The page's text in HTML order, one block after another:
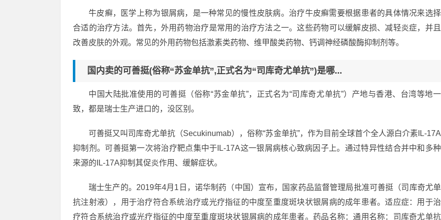
牛皮癣，医学上称为银屑病，是一种常见的慢性皮肤病。治疗牛皮癣需要根据患者的具体情况来选择
合适的治疗方法。首先，外用药物治疗是常用的治疗方法之一。这些药物可以缓解皮损、减轻炎症，并且
改善皮肤的外观。常见的外用药物包括激素类药物、维甲酸类药物、钙调神经磷酸酶抑制剂等。
国内卖的可善挺(俗称“苏金单抗”,正式名为“司库奇尤单抗”)是哪...
中国大陆批准使用的可善挺（俗称“苏金单抗”，正式名为“司库奇尤单抗”）产地与香港、台湾等地一
致，都是瑞士生产进口的，没区别。
可善挺又叫司库奇尤单抗（Secukinumab），俗称“苏金单抗”，作为目前全球首个全人源白介素IL-17A
抑制剂。可善挺第一次将治疗靶点集中于IL-17A这一银屑病核心致病因子上。通过特异性结合并中和多种
来源的IL-17A抑制其促炎作用、缓解症状。
瑞士生产的。2019年4月1日，诺华制药（中国）宣布，国家药品监督管理局批准可善挺（司库奇尤单
抗注射液），用于治疗符合系统治疗或光疗指征的中度至重度斑块状银屑病的成年患者。适应症：用于治
疗符合系统治疗或光疗指征的中度至重度斑块状银屑病的成年患者。药品名称：通用名称：司库奇尤单抗